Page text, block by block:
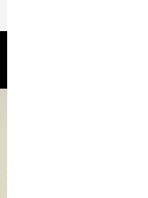
entfernen
Kalender hinzufügen